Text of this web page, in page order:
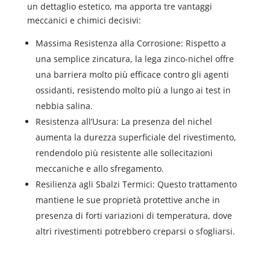
un dettaglio estetico, ma apporta tre vantaggi
meccanici e chimici decisivi:
Massima Resistenza alla Corrosione: Rispetto a
una semplice zincatura, la lega zinco-nichel offre
una barriera molto più efficace contro gli agenti
ossidanti, resistendo molto più a lungo ai test in
nebbia salina.
Resistenza all’Usura: La presenza del nichel
aumenta la durezza superficiale del rivestimento,
rendendolo più resistente alle sollecitazioni
meccaniche e allo sfregamento.
Resilienza agli Sbalzi Termici: Questo trattamento
mantiene le sue proprietà protettive anche in
presenza di forti variazioni di temperatura, dove
altri rivestimenti potrebbero creparsi o sfogliarsi.